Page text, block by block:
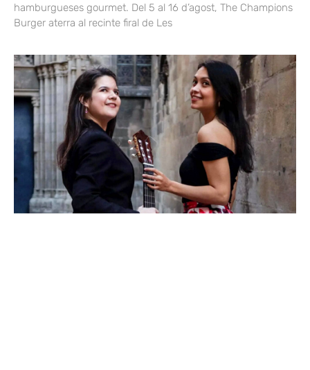
hamburgueses gourmet. Del 5 al 16 d’agost, The Champions
Burger aterra al recinte firal de Les